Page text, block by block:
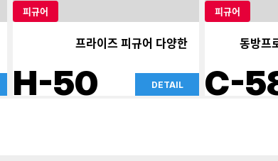
피규어
프라이즈 피규어 다양한
H-50 DETAIL
피규어
동방프
C-